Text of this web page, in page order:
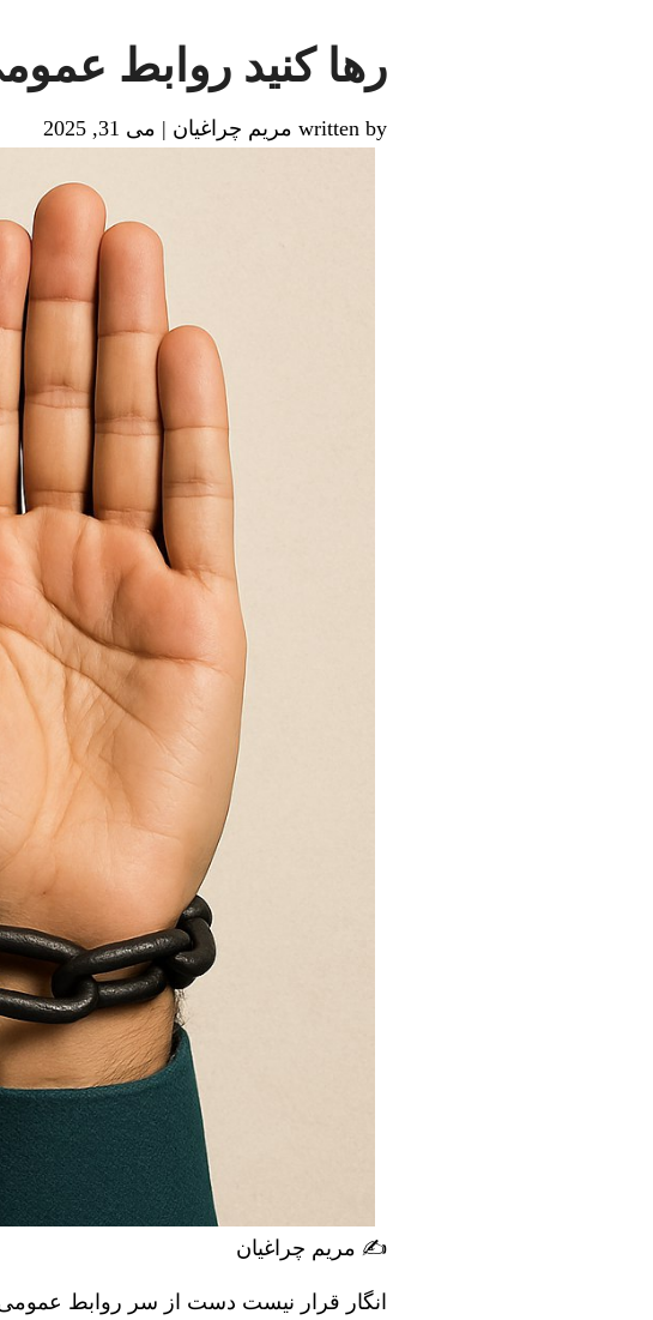
رها کنید روابط
written by مریم چراغیان | می 31, 2025
✍️ مریم چراغیان
انگار قرار نیست دست از سر روابط